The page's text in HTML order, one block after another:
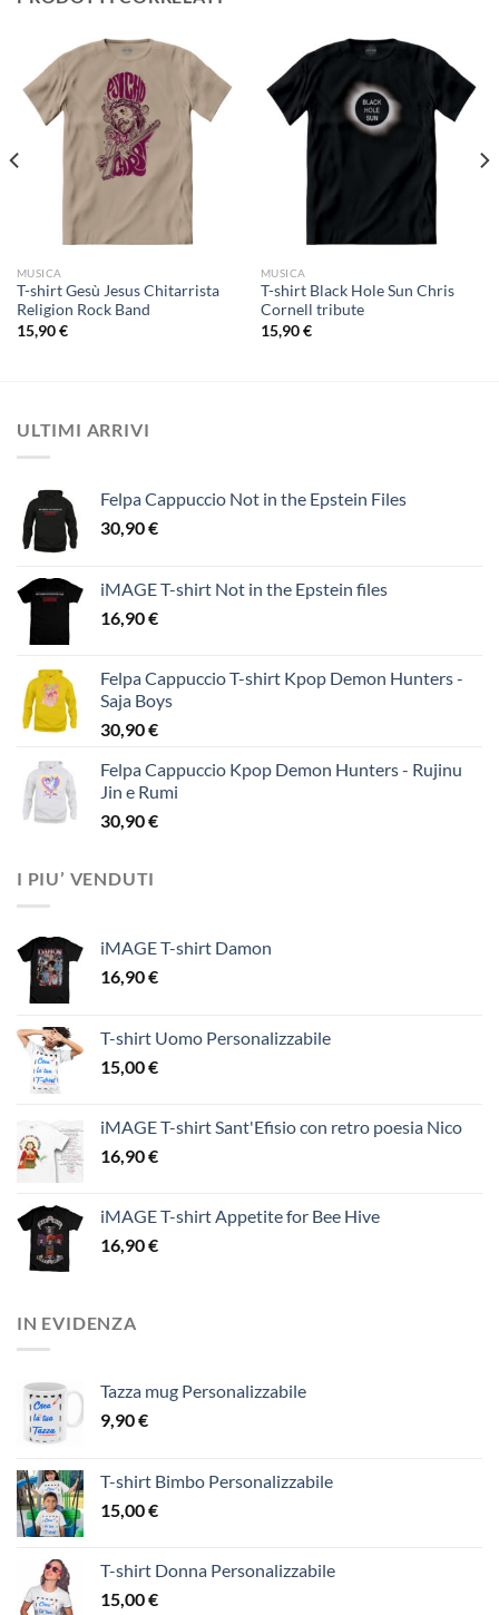
MUSICA
T-shirt Gesù Jesus Chitarrista
Religion Rock Band
15,90€
MUSICA
T-shirt Black Hole Sun Chris
Cornell tribute
15,90€
ULTIMI ARRIVI
Felpa Cappuccio Not in the Epstein Files
30,90€
iMAGE T-shirt Not in the Epstein files
16,90€
Felpa Cappuccio T-shirt Kpop Demon Hunters -
Saja Boys
30,90€
Felpa Cappuccio Kpop Demon Hunters - Rujinu
Jin e Rumi
30,90€
I PIU’ VENDUTI
iMAGE T-shirt Damon
16,90€
T-shirt Uomo Personalizzabile
15,00€
iMAGE T-shirt Sant'Efisio con retro poesia Nico
16,90€
iMAGE T-shirt Appetite for Bee Hive
16,90€
IN EVIDENZA
Tazza mug Personalizzabile
9,90€
T-shirt Bimbo Personalizzabile
15,00€
T-shirt Donna Personalizzabile
15,00€